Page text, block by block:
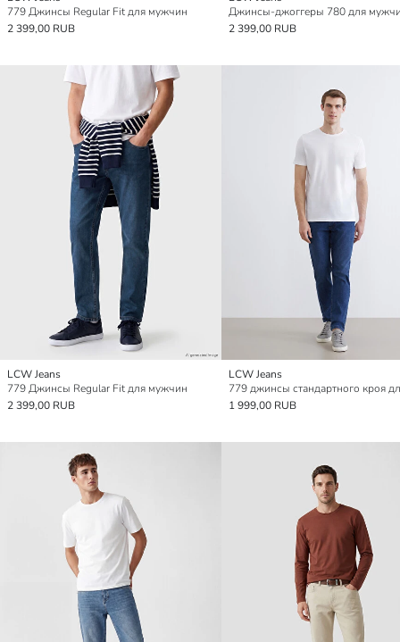
779 Джинсы Regular Fit для мужчин
2 399,00 RUB
Джинсы-джоггеры 780 для
2 399,00 RUB
LCW Jeans
779 Джинсы Regular Fit для мужчин
2 399,00 RUB
LCW Jeans
1 999,00 RUB